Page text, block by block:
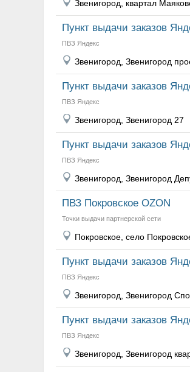
Звенигород, квартал
Пункт выдачи заказов
ПВЗ Яндекс
Звенигород, Звенигород
Пункт выдачи заказов
ПВЗ Яндекс
Звенигород, Звенигород 27
Пункт выдачи заказов
ПВЗ Яндекс
Звенигород, Звенигород
ПВЗ Покровское OZON
Точки выдачи партнерской сети
Покровское, село
Пункт выдачи заказов
ПВЗ Яндекс
Звенигород, Звенигород
Пункт выдачи заказов
ПВЗ Яндекс
Звенигород, Звенигород